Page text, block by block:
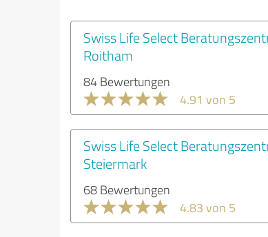
Swiss Life Select
Roitham
84 Bewertungen
4.91 von 5
Swiss Life Select
Steiermark
68 Bewertungen
4.83 von 5